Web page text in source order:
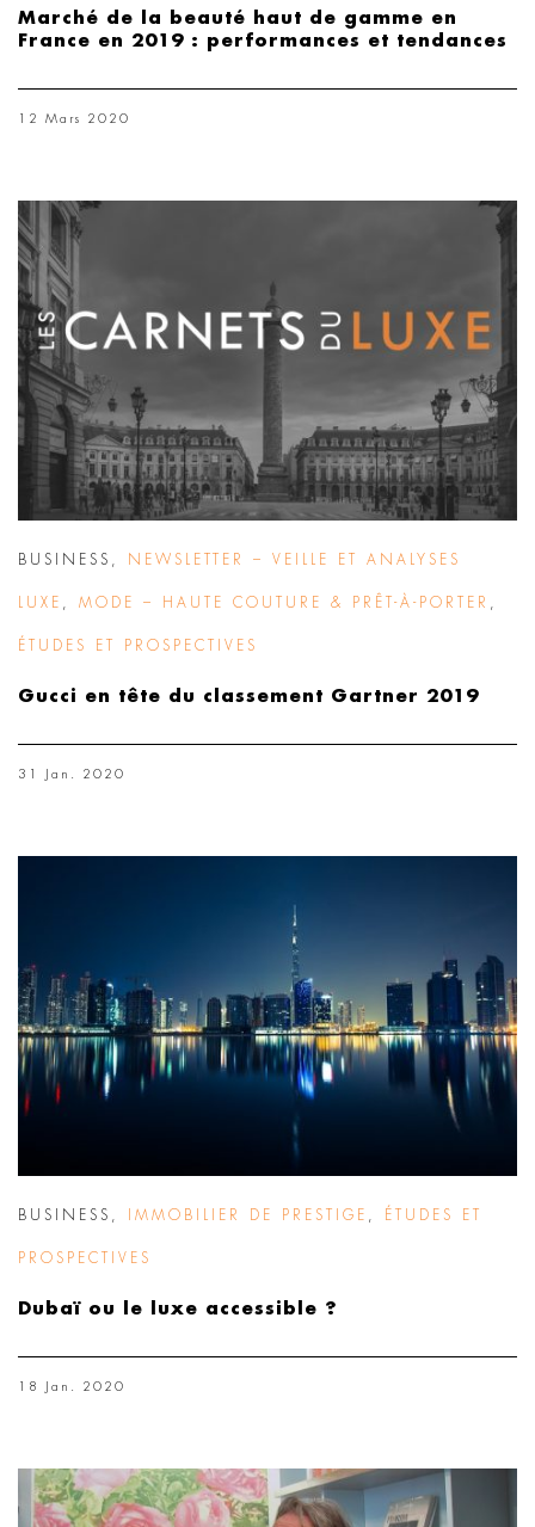
Marché de la beauté haut de gamme en
France en 2019 : performances et tendances
12 Mars 2020
BUSINESS NEWSLETTER – VEILLE ET ANALYSES
LUXE MODE – HAUTE COUTURE & PRÊT-À-PORTER
ÉTUDES ET PROSPECTIVES
Gucci en tête du classement Gartner 2019
31 Jan. 2020
BUSINESS IMMOBILIER DE PRESTIGE ÉTUDES ET
PROSPECTIVES
Dubaï ou le luxe accessible ?
18 Jan. 2020